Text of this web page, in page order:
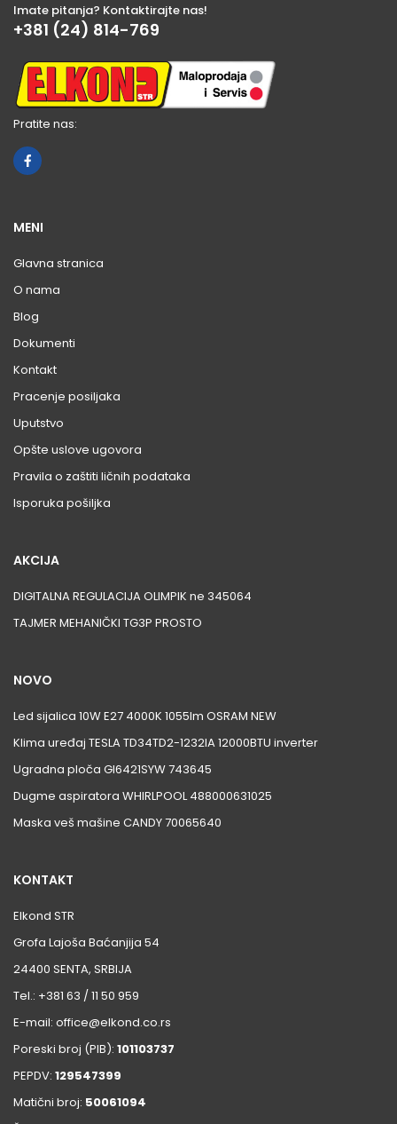
Imate pitanja? Kontaktirajte nas!
+381 (24) 814-769
Pratite nas:
MENI
Glavna stranica
O nama
Blog
Dokumenti
Kontakt
Pracenje posiljaka
Uputstvo
Opšte uslove ugovora
Pravila o zaštiti ličnih podataka
Isporuka pošiljka
AKCIJA
DIGITALNA REGULACIJA OLIMPIK ne 345064
TAJMER MEHANIČKI TG3P PROSTO
NOVO
Led sijalica 10W E27 4000K 1055lm OSRAM NEW
Klima uređaj TESLA TD34TD2-1232IA 12000BTU inverter
Ugradna ploča GI6421SYW 743645
Dugme aspiratora WHIRLPOOL 488000631025
Maska veš mašine CANDY 70065640
KONTAKT
Elkond STR
Grofa Lajoša Baćanjija 54
24400 SENTA, SRBIJA
Tel.: +381 63 / 11 50 959
E-mail: office@elkond.co.rs
Poreski broj (PIB): 101103737
PEPDV: 129547399
Matični broj: 50061094